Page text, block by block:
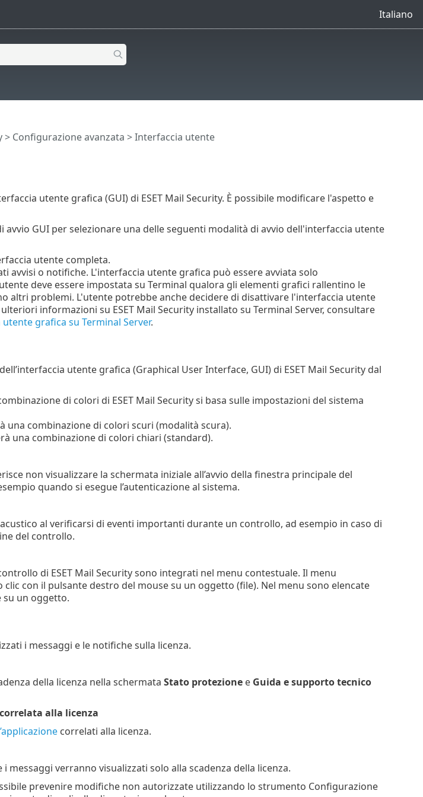
Italiano
> Configurazione avanzata > Interfaccia utente
utente grafica (GUI) di ESET Mail Security. È possibile modificare l'aspetto e
avvio GUI per selezionare una delle seguenti modalità di avvio dell'interfaccia utente
utente completa.
avvisi o notifiche. L'interfaccia utente grafica può essere avviata solo
deve essere impostata su Terminal qualora gli elementi grafici rallentino le
altri problemi. L'utente potrebbe anche decidere di disattivare l'interfaccia utente
informazioni su ESET Mail Security installato su Terminal Server, consultare
grafica su Terminal Server.
utente grafica (Graphical User Interface, GUI) di ESET Mail Security dal
di colori di ESET Mail Security si basa sulle impostazioni del sistema
una combinazione di colori scuri (modalità scura).
una combinazione di colori chiari (standard).
non visualizzare la schermata iniziale all’avvio della finestra principale del
quando si esegue l’autenticazione al sistema.
al verificarsi di eventi importanti durante un controllo, ad esempio in caso di
del controllo.
di ESET Mail Security sono integrati nel menu contestuale. Il menu
con il pulsante destro del mouse su un oggetto (file). Nel menu sono elencate
su un oggetto.
i messaggi e le notifiche sulla licenza.
della licenza nella schermata Stato protezionee Guida e supporto tecnico
alla licenza
correlati alla licenza.
messaggi verranno visualizzati solo alla scadenza della licenza.
prevenire modifiche non autorizzate utilizzando lo strumento Configurazione